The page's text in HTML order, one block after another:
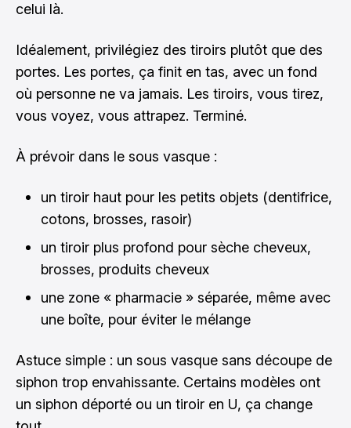
celui là.
Idéalement, privilégiez des tiroirs plutôt que des
portes. Les portes, ça finit en tas, avec un fond
où personne ne va jamais. Les tiroirs, vous tirez,
vous voyez, vous attrapez. Terminé.
À prévoir dans le sous vasque :
un tiroir haut pour les petits objets (dentifrice,
cotons, brosses, rasoir)
un tiroir plus profond pour sèche cheveux,
brosses, produits cheveux
une zone « pharmacie » séparée, même avec
une boîte, pour éviter le mélange
Astuce simple : un sous vasque sans découpe de
siphon trop envahissante. Certains modèles ont
un siphon déporté ou un tiroir en U, ça change